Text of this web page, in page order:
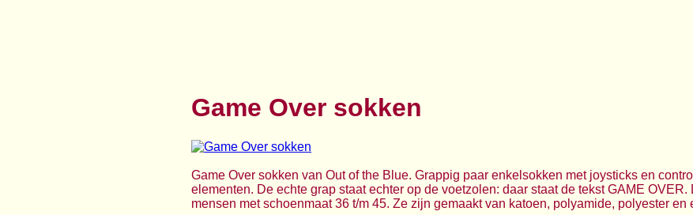
Game Over sokken
Game Over sokken van Out of the Blue. Grappig paar enkelsokken met joysticks en
elementen. De echte grap staat echter op de voetzolen: daar staat de tekst GAME
mensen met schoenmaat 36 t/m 45. Ze zijn gemaakt van katoen, polyamide, polyester en